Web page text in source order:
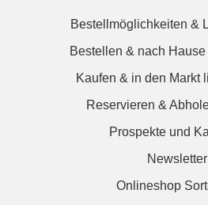
Bestellmöglichkeiten &
Bestellen & nach
Kaufen & in den Markt
Reservieren &
Prospekte und
Newsletter
Onlineshop